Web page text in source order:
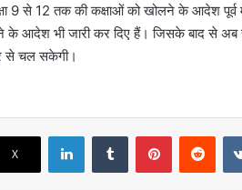
9 से 12 तक की कक्षाओं को खोलने के आदेश
आदेश भी जारी कर दिए हैं। जिसके बाद से अब
से चल सकेगी।
X
LinkedInTumblr Pinterest